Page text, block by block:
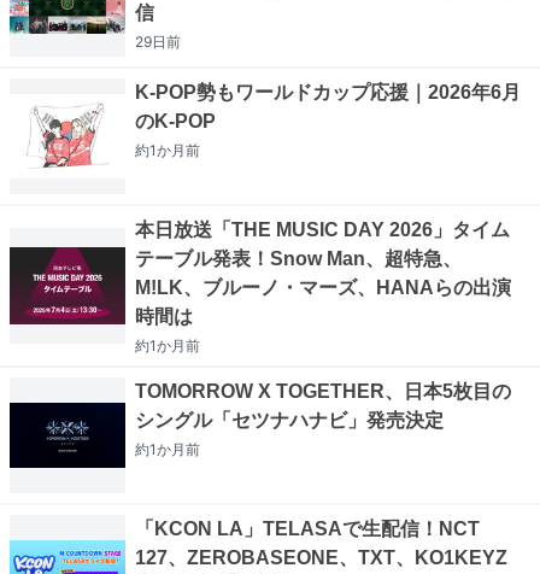
信
29日前
K-POP勢もワールドカップ応援｜2026年6月
のK-POP
約1か月前
本日放送「THE MUSIC DAY 2026」タイム
テーブル発表！Snow Man、超特急、
M!LK、ブルーノ・マーズ、HANAらの出演
時間は
約1か月前
TOMORROW X TOGETHER、日本5枚目の
シングル「セツナハナビ」発売決定
約1か月前
「KCON LA」TELASAで生配信！NCT
127、ZEROBASEONE、TXT、KO1KEYZ